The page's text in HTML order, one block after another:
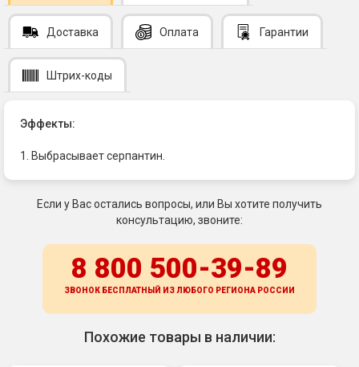
Доставка Оплата Гарантии
Штрих-коды
Эффекты:
1. Выбрасывает серпантин.
Если у Вас остались вопросы, или Вы хотите получить
консультацию, звоните:
8 800 500-39-89
ЗВОНОК БЕСПЛАТНЫЙ ИЗ ЛЮБОГО РЕГИОНА РОССИИ
Похожие товары в наличии: